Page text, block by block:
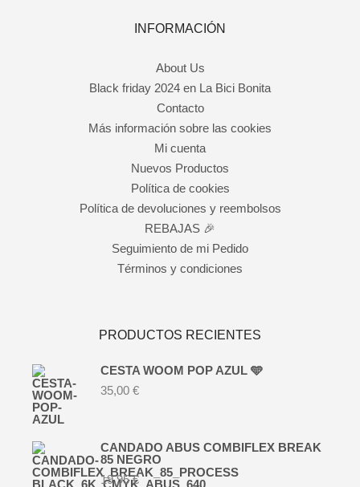
INFORMACIÓN
About Us
Black friday 2024 en La Bici Bonita
Contacto
Más información sobre las cookies
Mi cuenta
Nuevos Productos
Política de cookies
Política de devoluciones y reembolsos
REBAJAS 🎉
Seguimiento de mi Pedido
Términos y condiciones
PRODUCTOS RECIENTES
CESTA WOOM POP AZUL 🩵
35,00 €
CANDADO ABUS COMBIFLEX BREAK
85 NEGRO
19,95€